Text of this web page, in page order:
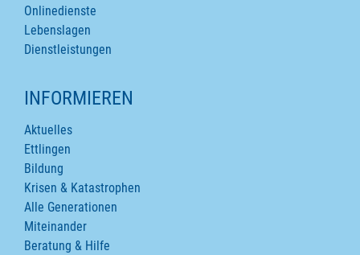
Onlinedienste
Lebenslagen
Dienstleistungen
INFORMIEREN
Aktuelles
Ettlingen
Bildung
Krisen & Katastrophen
Alle Generationen
Miteinander
Beratung & Hilfe